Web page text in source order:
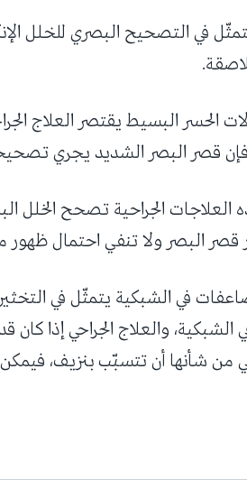
في التصحيح البصري للخلل
الحسر البسيط يقتصر العلاج
فإن قصر البصر الشديد يجري
العلاجات الجراحية تصحح الخلل
قصر البصر ولا تنفي احتمال
في الشبكية يتمثّل في التخثير
الشبكية، والعلاج الجراحي إذا
من شأنها أن تتسبّب بنزيف، فيمكن